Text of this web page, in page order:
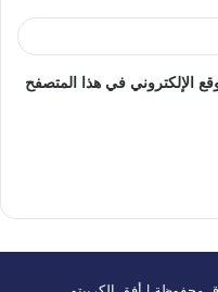
الإلكتروني في هذا المتصفح